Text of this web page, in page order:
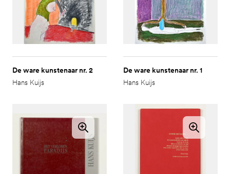
De ware kunstenaar nr. 2
Hans Kuijs
De ware kunstenaar nr. 1
Hans Kuijs